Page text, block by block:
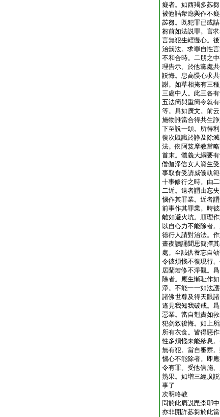
癡者。如西羯多苾
被他詰衆應與作不
苾芻。既犯罪已或
芻前如法説罪。言
言無犯生輕慢心。
治罰法。求罪自性
不和合時。二朋之
理告示。於他黨處
説悔。息高慢心求
謝。如草相掩有三
三處中人。此三各
五法簡與重簡令就
等。具如廣文。前
施物誰當合得共生
下至説一頌。所得
復次既識於諍及除
法。依阿笈摩教當
首末。體義大綱要
僧伽淨信女人資生
事取食受請威儀軌
十事修行之時。由
二近。遠者謂由忘
惱作其罪業。近者
前事作其罪業。時
離如避火坑。順理
以自心力不能除者
徳行人請對治法。
晝夜讀誦聞思簡擇
處。至誠供養忘自
令彼煩惱不復現行
居蘭若修不淨觀。
除者。應生慚耻作
淨。不能一一如法
諸佛世尊及得天眼
遙見我知我破戒。
惡業。當自剋責如
犯勿致後悔。如上
所有衣食。皆得惡
性多煩惱未能殄息
無有犯。當自審察
惱心不能除者。即
令有罪。受他信施
熟果。如増三經廣
事了
次明略教
問於此廣説毘柰耶
亦非開許苾芻於此